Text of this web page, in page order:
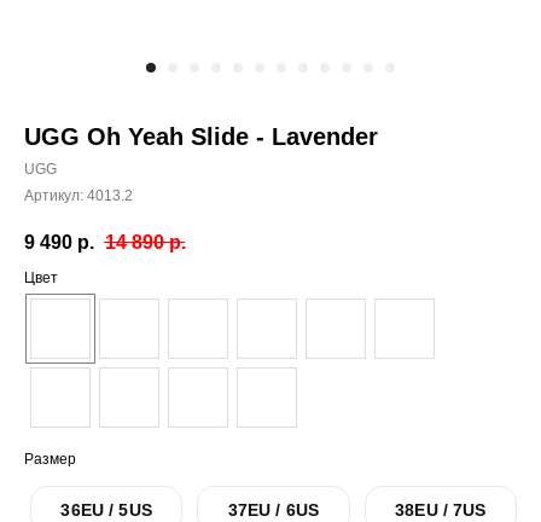
UGG Oh Yeah Slide - Lavender
UGG
Артикул: 4013.2
9 490 р. 14 890 р.
Цвет
Размер
36EU / 5US 37EU / 6US 38EU / 7US